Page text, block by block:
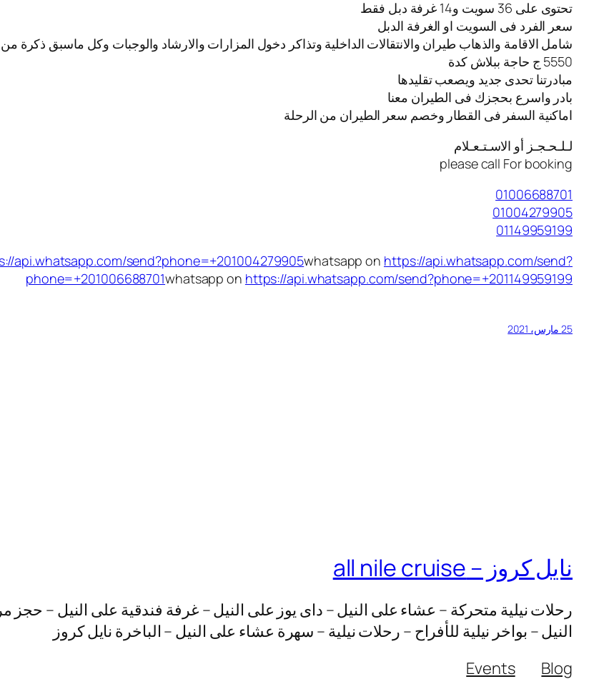
تحتوى على 36 سويت و14 غرفة دبل فقط
سعر الفرد فى السويت او الغرفة الدبل
شامل الاقامة والذهاب طيران والانتقالات الداخلية وتذاكر دخول المزارات والارشاد والوجبات وكل ماسبق ذكرة
5550 ج حاجة ببلاش كدة
مبادرتنا تحدى جديد ويصعب تقليدها
بادر واسرع بحجزك فى الطيران معنا
️اماكنية السفر فى القطار وخصم سعر الطيران من الرحلة
لـلـحـجـز أو الاسـتـعـلام
please call For booking
01006688701
01004279905
01149959199
api.whatsapp.com/send?phone=+201004279905whatsapp on https://api.whatsapp.com/send?
phone=+201006688701whatsapp on https://api.whatsapp.com/send?phone=+201149959199
25 مارس، 2021
نايل كروز – all nile cruise
رحلات نيلية متحركة – عشاء على النيل – داى يوز على النيل – غرفة فندقية على النيل – حجز
النيل – بواخر نيلية للأفراح – رحلات نيلية – سهرة عشاء على النيل – الباخرة نايل كروز
Blog
Events